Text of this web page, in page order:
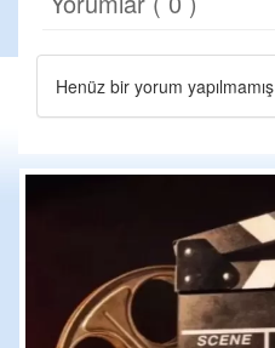
Henüz bir yorum yapılmamış